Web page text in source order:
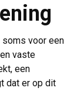
soms voor een
vaste
een
dat er op dit